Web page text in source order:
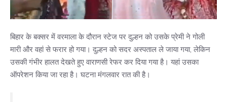
बिहार के बक्सर में वरमाला के दौरान स्टेज पर दुल्हन को उसके प्रेमी ने गोली
मारी और वहां से फरार हो गया। दुल्हन को सदर अस्पताल ले जाया गया, लेकिन
उसकी गंभीर हालत देखते हुए वाराणसी रेफर कर दिया गया है। यहां उसका
ऑपरेशन किया जा रहा है। घटना मंगलवार रात की है।